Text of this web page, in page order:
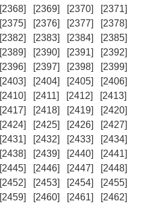
[2368] [2369] [2370]
[2371]
[2375] [2376] [2377]
[2378]
[2382] [2383] [2384]
[2385]
[2389] [2390] [2391]
[2392]
[2396] [2397] [2398]
[2399]
[2403] [2404] [2405]
[2406]
[2410] [2411] [2412]
[2413]
[2417] [2418] [2419]
[2420]
[2424] [2425] [2426]
[2427]
[2431] [2432] [2433]
[2434]
[2438] [2439] [2440]
[2441]
[2445] [2446] [2447]
[2448]
[2452] [2453] [2454]
[2455]
[2459] [2460] [2461]
[2462]